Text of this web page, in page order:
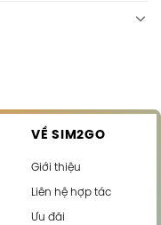
VỀ SIM2GO
Giới thiệu
Liên hệ hợp tác
Ưu đãi